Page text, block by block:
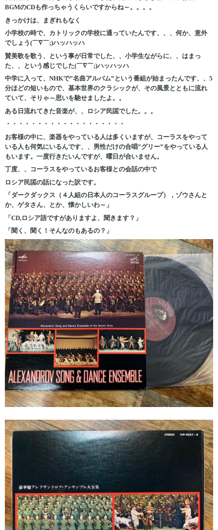
BGMのCDも作っちゃうくらいですからね～。。。。
きっかけは、まぎれもなく
小学校の時で、カトリックの学校に通っていたんです、、、何か、意外
でしょう(￣∇￣;)ハッハッハ
賛美歌を歌う、という事が日常でした、、小学生ながらに、、はまっ
た、、という感じでした(￣∇￣;)ハッハッハ
中学に入って、NHKで”名曲アルバム”という番組が始まったんです、、5
分ほどの短いもので、基本世界のクラシックが、その風景とともに流れ
ていて、そりゃ～思いを馳せましたよ。。
ある日流れてきた音楽が、、ロシア民謡でした。。。
・・・・・・・・・・・・・・・・・・・
お客様の中に、楽器をやっている人は多くいますが、コーラスをやって
いる人も何気にいるんです、、男性だけの合唱”グリー”をやっている人
もいます。一度行きたいんですが、曜日が合いません。
丁度、、コーラスをやっているお客様との会話の中で
ロシア民謡の話になった訳です。
「ダークダックス（４人組の日本人のコーラスグループ），ゾウさんと
か、ゲタさん、とか、懐かしいわ～」
「CD,ロシア語ですがありますよ、聞きます？」
「聞く、聞く！そんなのもあるの？」